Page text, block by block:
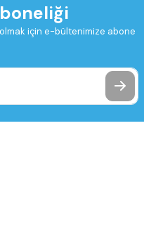
için e-bültenimize abone